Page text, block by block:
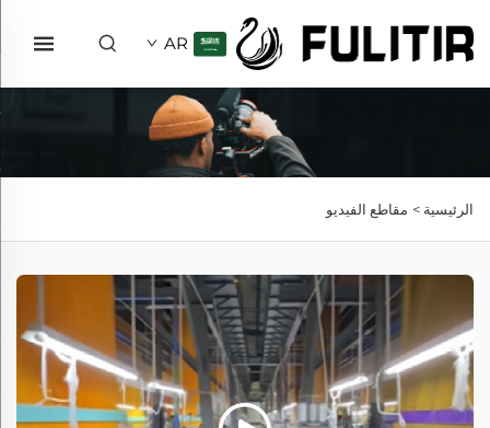
AR
الرئيسية > مقاطع الفيديو